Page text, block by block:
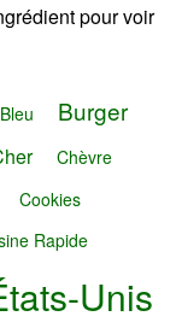
pour voir
Bleu Burger
Chèvre
Cookies
Rapide
Unis